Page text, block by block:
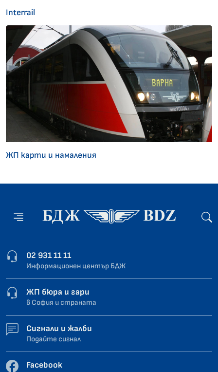
Interrail
ЖП карти и намаления
02 931 11 11
Информационен център БДЖ
ЖП бюра и гари
в София и страната
Сигнали и жалби
Подайте сигнал
Facebook